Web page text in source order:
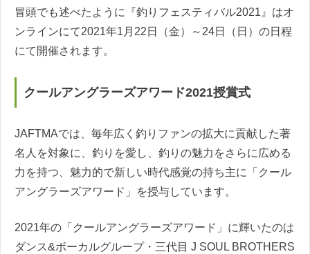
冒頭でも述べたように『釣りフェスティバル2021』はオ
ンラインにて2021年1月22日（金）～24日（日）の日程
にて開催されます。
クールアングラーズアワード2021授賞式
JAFTMAでは、毎年広く釣りファンの拡大に貢献した著
名人を対象に、釣りを愛し、釣りの魅力をさらに広める
力を持つ、魅力的で新しい時代感覚の持ち主に「クール
アングラーズアワード」を授与しています。
2021年の「クールアングラーズアワード」に輝いたのは
ダンス&ボーカルグループ・三代目 J SOUL BROTHERS